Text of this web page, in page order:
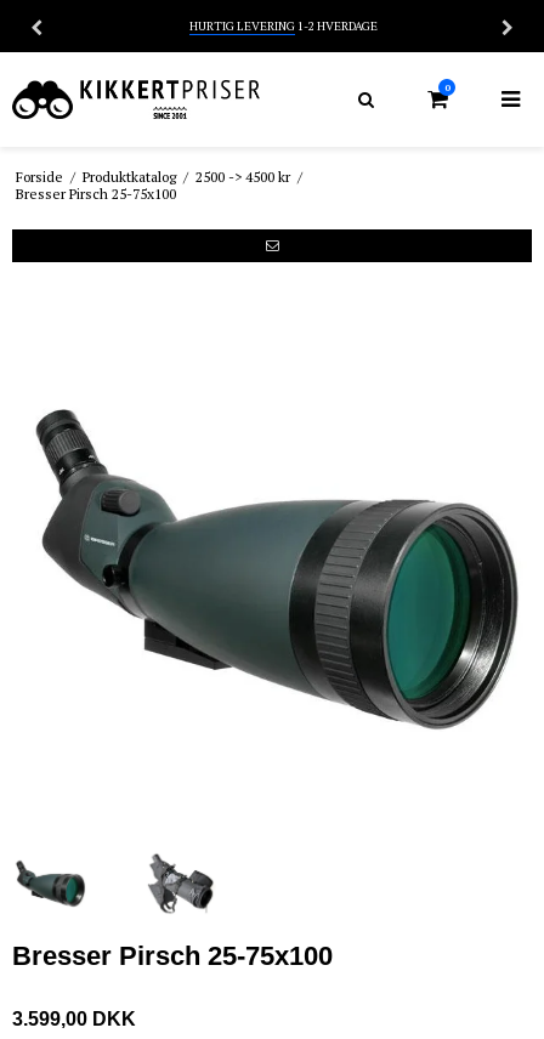
HURTIG LEVERING1-2 HVERDAGE
0
Forside / Produktkatalog / 2500 -> 4500 kr /
Bresser Pirsch 25-75x100
Bresser Pirsch 25-75x100
3.599,00 DKK